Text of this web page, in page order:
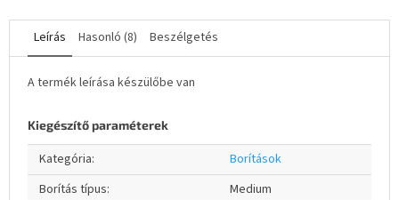
Leírás Hasonló (8) Beszélgetés
A termék leírása készülőbe van
Kiegészítő paraméterek
Kategória:
Borítások
Borítás típus:
Medium